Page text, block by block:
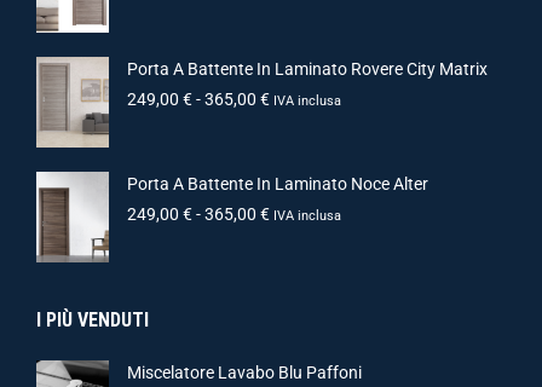
Porta A Battente In Laminato Rovere City Matrix
249,00 €-365,00 € IVA inclusa
Porta A Battente In Laminato Noce Alter
249,00 €-365,00 € IVA inclusa
I PIÙ VENDUTI
Miscelatore Lavabo Blu Paffoni